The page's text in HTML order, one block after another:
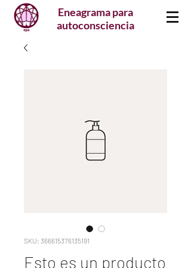
Eneagrama para
autoconsciencia
SKU: 366615376135191
Esto es un producto